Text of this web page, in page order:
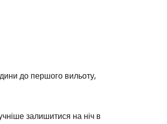
до першого вильоту,
залишитися на ніч в